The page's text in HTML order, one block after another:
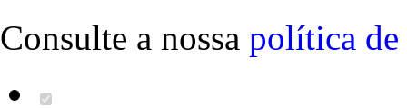
Consulte a nossa política de